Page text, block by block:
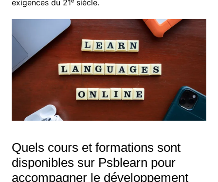
exigences du 21ᵉ siècle.
Quels cours et formations sont
disponibles sur Psblearn pour
accompagner le développement